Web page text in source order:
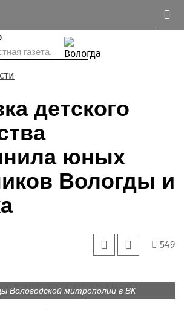
газета.
детского
юных
Вологды и
549
Вологодской митрополии в ВК